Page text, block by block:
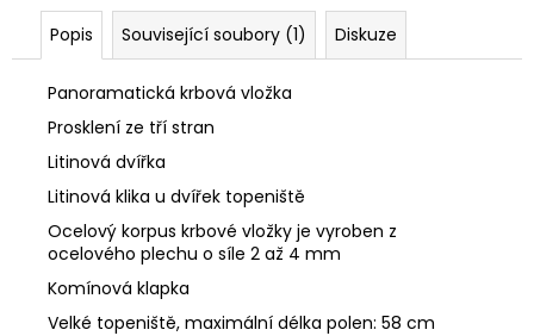
Popis Související soubory (1) Diskuze
Panoramatická krbová vložka
Prosklení ze tří stran
Litinová dvířka
Litinová klika u dvířek topeniště
Ocelový korpus krbové vložky je vyroben z
ocelového plechu o síle 2 až 4 mm
Komínová klapka
Velké topeniště, maximální délka polen: 58 cm